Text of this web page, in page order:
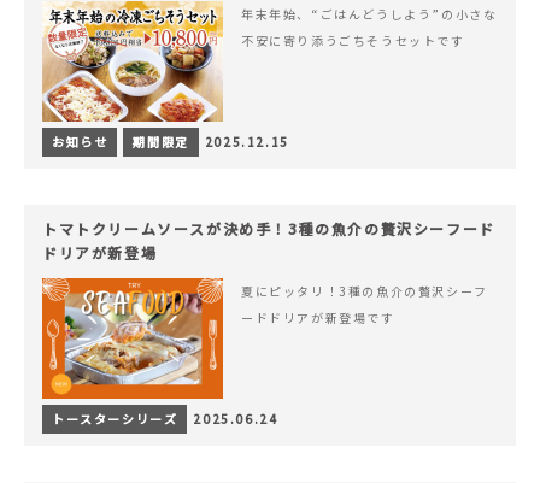
年末年始、“ごはんどうしよう”の小さな
不安に寄り添うごちそうセットです
お知らせ 期間限定 2025.12.15
トマトクリームソースが決め手！3種の魚介の贅沢シーフード
ドリアが新登場
夏にピッタリ！3種の魚介の贅沢シーフ
ードドリアが新登場です
トースターシリーズ 2025.06.24